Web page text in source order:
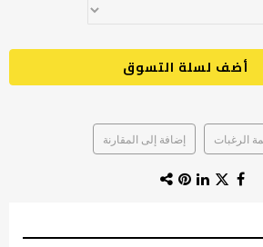
أضف لسلة التسوق
الرغبات إضافة إلى المقارنة